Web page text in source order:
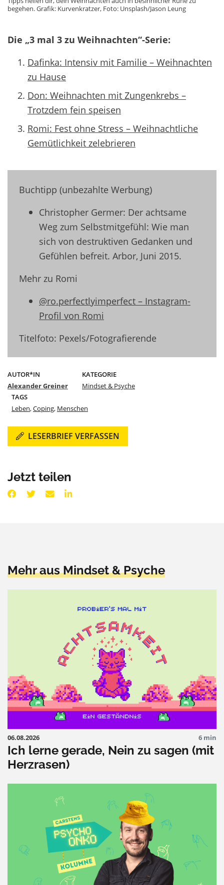
begehen. Grafik: Kurvenkratzer, Foto: Unsplash/Jason Leung
Die „3 mal 3 zu Weihnachten“-Serie:
Dafinka: Intensiv mit Familie – Weihnachten
zu Hause
Don: Weihnachten mit Zungenkrebs –
Trotzdem fein speisen
Romi: Fest ohne Stress – Weihnachtliche
Gemütlichkeit zelebrieren
Buchtipp (unbezahlte Werbung)
Christopher Germer: Der achtsame
Weg zum Selbstmitgefühl: Wie man
sich von destruktiven Gedanken und
Gefühlen befreit. Arbor, Juni 2015.
Mehr zu Romi
@ro.perfectlyimperfect – Instagram-
Profil von Romi
Titelfoto: Pexels/Fotografierende
AUTOR*IN
Alexander Greiner
KATEGORIE
Mindset & Psyche
TAGS
Leben,Coping, Menschen
LESERBRIEF VERFASSEN
Jetzt teilen
Mehr aus Mindset & Psyche
06.08.2026 6 min
Ich lerne gerade, Nein zu sagen (mit
Herzrasen)